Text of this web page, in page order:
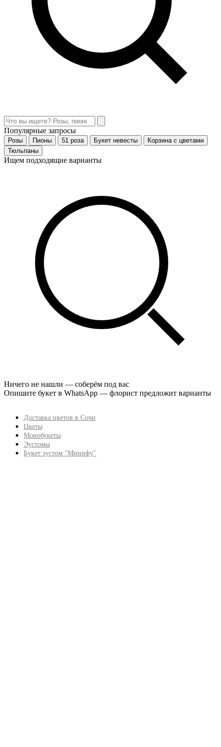
Популярные запросы
Розы Пионы 51 роза Букет невесты
Корзина с цветами
Тюльпаны
Ищем подходящие варианты
Ничего не нашли — соберём под вас
Опишите букет в WhatsApp — флорист предложит варианты
Доставка цветов в Сочи
Цветы
Монобукеты
Эустомы
Букет эустом "Минифу"